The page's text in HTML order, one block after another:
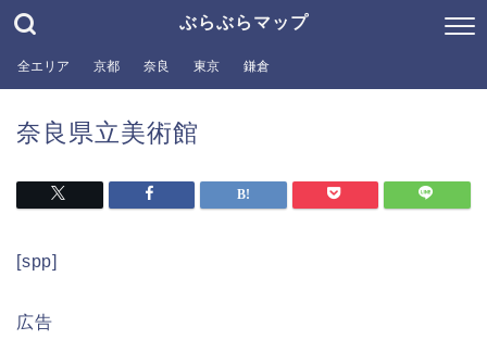
ぶらぶらマップ
全エリア 京都 奈良 東京 鎌倉
奈良県立美術館
[spp]
広告